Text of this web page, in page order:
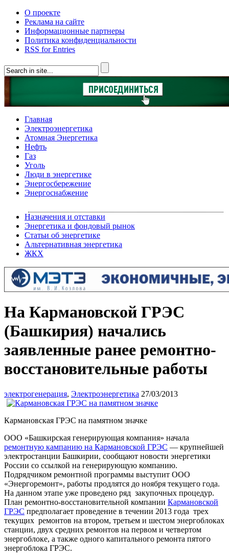
О проекте
Реклама на сайте
Информационные партнеры
Политика конфиденциальности
RSS for Entries
Главная
Электроэнергетика
Атомная Энергетика
Нефть
Газ
Уголь
Люди в энергетике
Энергосбережение
Энергоснабжение
Назначения и отставки
Энергетика и фондовый рынок
Статьи об энергетике
Альтернативная энергетика
ЖКХ
На Кармановской ГРЭС
(Башкирия) начались
заявленные ранее ремонтно-
восстановительные работы
электрогенерация, Электроэнергетика 27/03/2013
Кармановская ГРЭС на памятном значке
ООО «Башкирская генерирующая компания» начала
ремонтную кампанию на Кармановской ГРЭС — крупнейшей
электростанции Башкирии, сообщают новости энергетики
России со ссылкой на генерирующую компанию.
Подрядчиком ремонтной программы выступит ООО
«Энергоремонт», работы продлятся до ноября текущего года.
На данном этапе уже проведено ряд закупочных процедур.
План ремонтно-восстановительной компании Кармановской
ГРЭС предполагает проведение в течении 2013 года трех
текущих ремонтов на втором, третьем и шестом энергоблоках
станции, двух средних ремонтов на первом и четвертом
энергоблоке, а также одного капитального ремонта пятого
энергоблока ГРЭС.